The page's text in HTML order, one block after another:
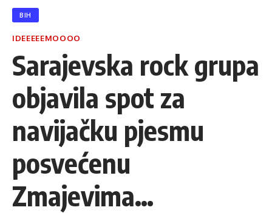
BIH
IDEEEEEMOOOO
Sarajevska rock grupa
objavila spot za
navijačku pjesmu
posvećenu
Zmajevima…